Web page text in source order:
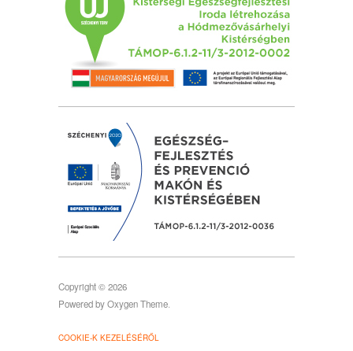
Copyright © 2026
Powered byOxygen Theme
COOKIE-K KEZELÉSÉRŐL